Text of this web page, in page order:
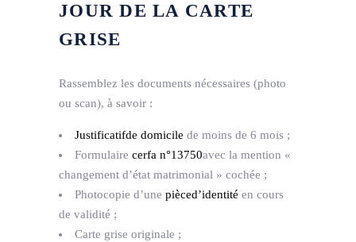
JOUR DE LA CARTE
GRISE
Rassemblez les documents nécessaires (photo
ou scan), à savoir :
Justificatifde domicile de moins de 6 mois ;
Formulaire cerfa n°13750avec la mention «
changement d’état matrimonial » cochée ;
Photocopie d’une pièced’identité en cours
de validité ;
Carte grise originale ;